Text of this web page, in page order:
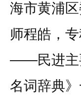
海市黄浦
师程皓，
——民进主
名词辞典》